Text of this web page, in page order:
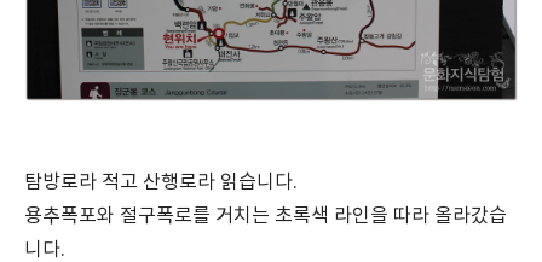
탐방로라 적고 산행로라 읽습니다.
용추폭포와 절구폭로를 거치는 초록색 라인을 따라 올라갔습
니다.